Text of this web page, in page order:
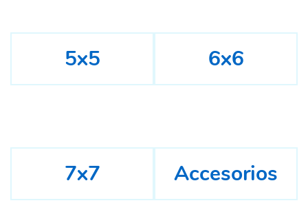
5x5 6x6
7x7 Accesorios